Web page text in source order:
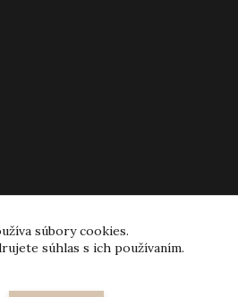
súbory cookies.
súhlas s ich používaním.